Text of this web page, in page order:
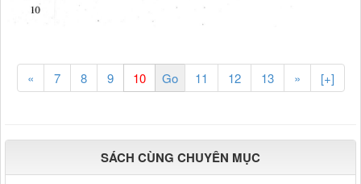
« 7 8 9 11 12 13 » [+]
SÁCH CÙNG CHUYÊN MỤC